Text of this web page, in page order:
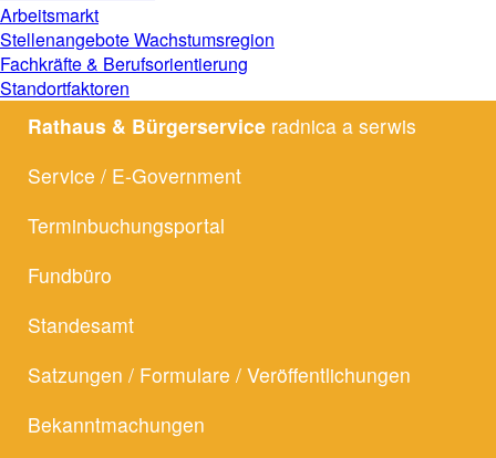
Arbeitsmarkt
Stellenangebote Wachstumsregion
Fachkräfte & Berufsorientierung
Standortfaktoren
überspringen
Rathaus & Bürgerservice radnica a serwis
Service / E-Government
Terminbuchungsportal
Fundbüro
Standesamt
Satzungen / Formulare / Veröffentlichungen
Bekanntmachungen